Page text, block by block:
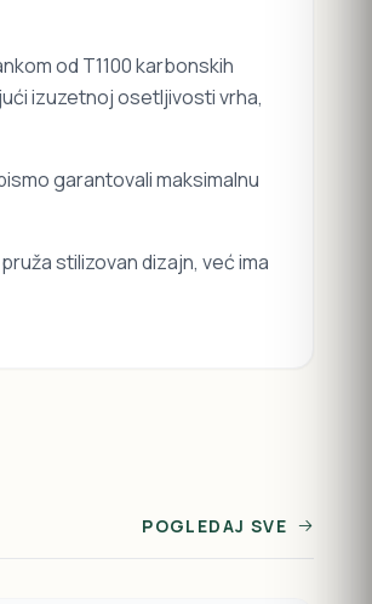
od T1100 karbonskih
izuzetnoj osetljivosti vrha,
garantovali maksimalnu
stilizovan dizajn, već ima
POGLEDAJ SVE